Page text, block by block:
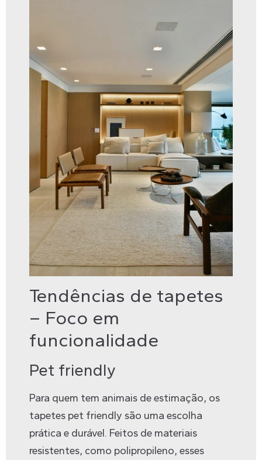
Tendências de tapetes
– Foco em
funcionalidade
Pet friendly
Para quem tem animais de estimação, os
tapetes pet friendly são uma escolha
prática e durável. Feitos de materiais
resistentes, como polipropileno, esses